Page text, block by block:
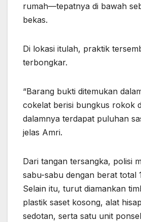
rumah—tepatnya di bawah
bekas.
Di lokasi itulah, praktik
terbongkar.
“Barang bukti ditemukan
cokelat berisi bungkus rokok
dalamnya terdapat puluhan
jelas Amri.
Dari tangan tersangka, polisi
sabu-sabu dengan berat total
Selain itu, turut diamankan
plastik saset kosong, alat
sedotan, serta satu unit